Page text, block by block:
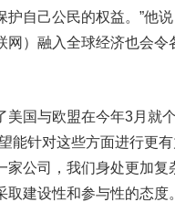
护自己公民的权益。”他
网）融入全球经济也会令
国与欧盟在今年3月就
能针对这些方面进行更
家公司，我们身处更加复
取建设性和参与性的态度